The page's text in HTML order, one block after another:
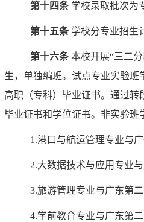
第十四条学校录取批次为
第十五条学校分专业招生
第十六条本校开展“三二
生，单独编班。试点专业实验
高职（专科）毕业证书。通过
毕业证书和学位证书。非实验班
1.港口与航运管理专业与
2.大数据技术与应用专业
3.旅游管理专业与广东第
4.学前教育专业与广东第